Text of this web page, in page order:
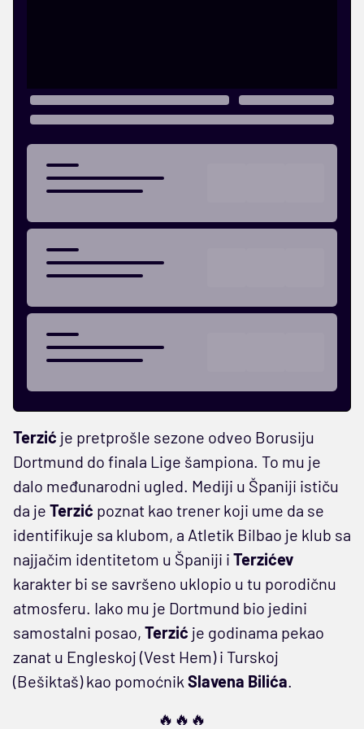
Terzić je pretprošle sezone odveo Borusiju
Dortmund do finala Lige šampiona. To mu je
dalo međunarodni ugled. Mediji u Španiji ističu
da je Terzić poznat kao trener koji ume da se
identifikuje sa klubom, a Atletik Bilbao je klub sa
najjačim identitetom u Španiji i Terzićev
karakter bi se savršeno uklopio u tu porodičnu
atmosferu. Iako mu je Dortmund bio jedini
samostalni posao, Terzić je godinama pekao
zanat u Engleskoj (Vest Hem) i Turskoj
(Bešiktaš) kao pomoćnik Slavena Bilića.
🔥🔥🔥